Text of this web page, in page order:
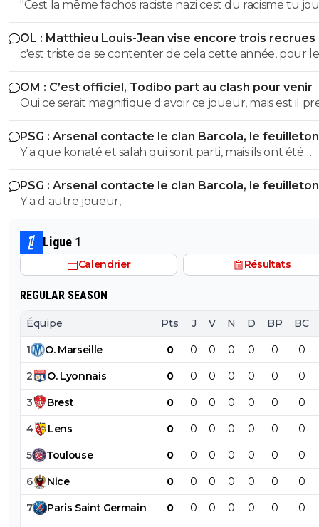
"Cest la même fachos raciste nazi cest du racisme tu
avec les mots là finalité est la meme..." C'est la meme chose
uniquement pour les ignorants dans ton genre... Les gens
qui ont étudiés un minimum l'histoire savent que ce
deux idéologies bien différentes ! T'avais pas dit le numéro 88
interdit en série A, mais en Italie...ce qui n'est pas du
meme chose ! Tu confonds tjr tout, c'est pas de ma
tu es très limité intellectuellement
OL : Matthieu Louis-Jean vise encore trois recrues
c'est triste de se contenter de cela cette année, pour
joueurs de plus de 15 M 12 sont allés de la ligue 1 à l'étranger
2 sont venu de l'étranger en ligue 1
OM : C’est officiel, Todibo part au clash pour venir
Oui ce serait magnifique d avoir ce joueur, mais est il
touché 150 000 mensuel ? On verra bien
PSG : Arsenal contacte le clan Barcola, le feuilleton
relancé
Y a que konaté et salah qui sont parti, mais ils ont été
remplacés
PSG : Arsenal contacte le clan Barcola, le feuilleton
relancé
Y a d autre joueur,
Ligue 1
Calendrier Résultats
REGULAR SEASON
Équipe Pts J V N D BP BC
1 O. Marseille 0 0 0 0 0 0 0
2 O. Lyonnais 0 0 0 0 0 0 0
3 Brest 0 0 0 0 0 0 0
4 Lens 0 0 0 0 0 0 0
5 Toulouse 0 0 0 0 0 0 0
6 Nice 0 0 0 0 0 0 0
7 Paris Saint Germain 0 0 0 0 0 0 0